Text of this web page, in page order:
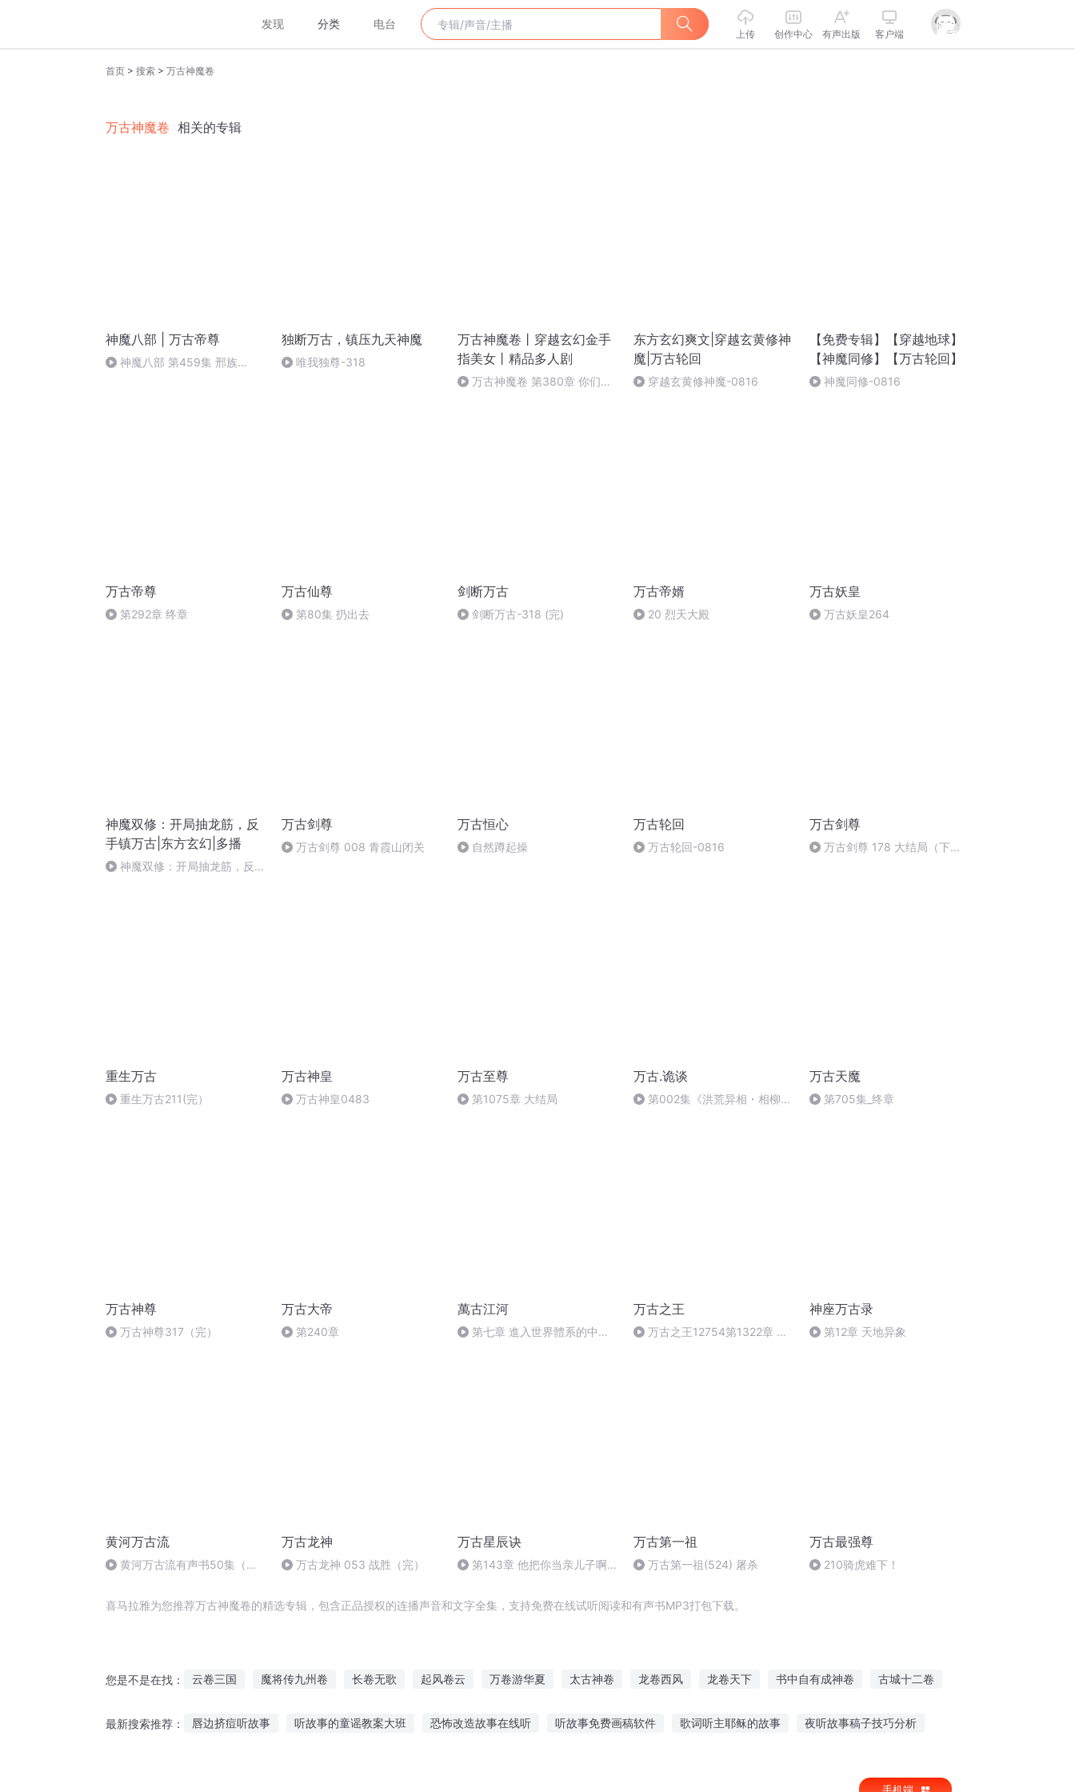
发现 分类 电台
上传 创作中心 有声出版 客户端
首页 > 搜索 > 万古神魔卷
万古神魔卷 相关的专辑
神魔八部 | 万古帝尊
神魔八部 第459集 邢族
独断万古，镇压九天神魔
唯我独尊-318
万古神魔卷丨穿越玄幻金手
指美女丨精品多人剧
万古神魔卷 第380章 你们的
东方玄幻爽文|穿越玄黄修神
魔|万古轮回
穿越玄黄修神魔-0816
【免费专辑】【穿越地球】
【神魔同修】【万古轮回】
神魔同修-0816
万古帝尊
第292章 终章
万古仙尊
第80集 扔出去
剑断万古
剑断万古-318 (完)
万古帝婿
20 烈天大殿
万古妖皇
万古妖皇264
神魔双修：开局抽龙筋，反
手镇万古|东方玄幻|多播
神魔双修：开局抽龙筋，反手
万古剑尊
万古剑尊 008 青霞山闭关
万古恒心
自然蹲起操
万古轮回
万古轮回-0816
万古剑尊
万古剑尊 178 大结局（下）
重生万古
重生万古211(完）
万古神皇
万古神皇0483
万古至尊
第1075章 大结局
万古.诡谈
第002集《洪荒异相・相柳毒
万古天魔
第705集_终章
万古神尊
万古神尊317（完）
万古大帝
第240章
萬古江河
第七章 進入世界體系的中國
万古之王
万古之王12754第1322章 拍
神座万古录
第12章 天地异象
黄河万古流
黄河万古流有声书50集（大
万古龙神
万古龙神 053 战胜（完）
万古星辰诀
第143章 他把你当亲儿子啊
万古第一祖
万古第一祖(524) 屠杀
万古最强尊
210骑虎难下！
喜马拉雅为您推荐万古神魔卷的精选专辑，包含正品授权的连播声音和文字全集，支持免费在线试听阅读和有声书MP3打包下载。
您是不是在找： 云卷三国 魔将传九州卷 长卷无歌 起风卷云 万卷游华夏 太古神卷 龙卷西风 龙卷天下 书中自有成神卷 古城十二卷
最新搜索推荐： 唇边挤痘听故事 听故事的童谣教案大班 恐怖改造故事在线听 听故事免费画稿软件 歌词听主耶稣的故事 夜听故事稿子技巧分析